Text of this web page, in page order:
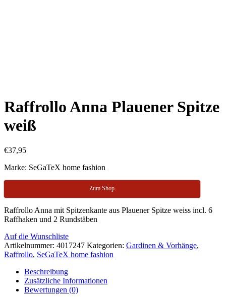
Raffrollo Anna Plauener Spitze
weiß
€37,95
Marke: SeGaTeX home fashion
Zum Shop
Raffrollo Anna mit Spitzenkante aus Plauener Spitze weiss incl. 6
Raffhaken und 2 Rundstäben
Auf die Wunschliste
Artikelnummer: 4017247 Kategorien: Gardinen & Vorhänge,
Raffrollo, SeGaTeX home fashion
Beschreibung
Zusätzliche Informationen
Bewertungen (0)